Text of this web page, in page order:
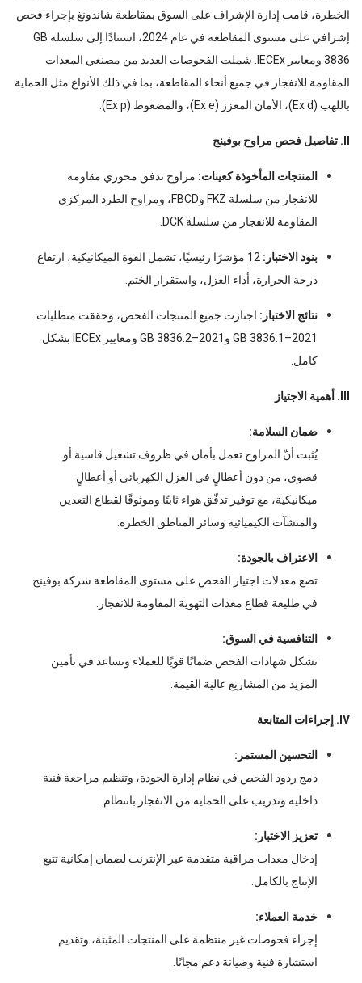
الخطرة، قامت إدارة الإشراف على السوق بمقاطعة شاندونغ بإجراء فحص
إشرافي على مستوى المقاطعة في عام 2024، استنادًا إلى سلسلة GB
3836 ومعايير IECEx. شملت الفحوصات العديد من مصنعي المعدات
المقاومة للانفجار في جميع أنحاء المقاطعة، بما في ذلك الأنواع مثل الحماية
باللهب (Ex d)، الأمان المعزز (Ex e)، والمضغوط (Ex p).
المنتجات المأخوذة كعينات: مراوح تدفق محوري مقاومة
للانفجار من سلسلة FKZ وFBCD، ومراوح الطرد المركزي
المقاومة للانفجار من سلسلة DCK.
بنود الاختبار:
12 مؤشرًا رئيسيًا، تشمل القوة الميكانيكية، ارتفاع
درجة الحرارة، أداء العزل، واستقرار الختم.
نتائج الاختبار: اجتازت جميع المنتجات الفحص، وحققت متطلبات
GB 3836.1–2021 وGB 3836.2–2021 ومعايير IECEx بشكل
كامل.
ضمان السلامة:
يُثبت أنّ المراوح تعمل بأمان في ظروف تشغيل قاسية أو
قصوى، من دون أعطالٍ في العزل الكهربائي أو أعطالٍ
ميكانيكية، مع توفير تدفّق هواء ثابتًا وموثوقًا لقطاع التعدين
والمنشآت الكيميائية وسائر المناطق الخطرة.
الاعتراف بالجودة:
تضع معدلات اجتياز الفحص على مستوى المقاطعة شركة بوفينج
في طليعة قطاع معدات التهوية المقاومة للانفجار.
التنافسية في السوق:
تشكل شهادات الفحص ضمانًا قويًا للعملاء وتساعد في تأمين
المزيد من المشاريع عالية القيمة.
IV. إجراءات المتابعة
التحسين المستمر:
دمج ردود الفحص في نظام إدارة الجودة، وتنظيم مراجعة فنية
داخلية وتدريب على الحماية من الانفجار بانتظام.
تعزيز الاختبار:
إدخال معدات مراقبة متقدمة عبر الإنترنت لضمان إمكانية تتبع
الإنتاج بالكامل.
خدمة العملاء:
إجراء فحوصات غير منتظمة على المنتجات المثبتة، وتقديم
استشارة فنية وصيانة دعم مجانًا.